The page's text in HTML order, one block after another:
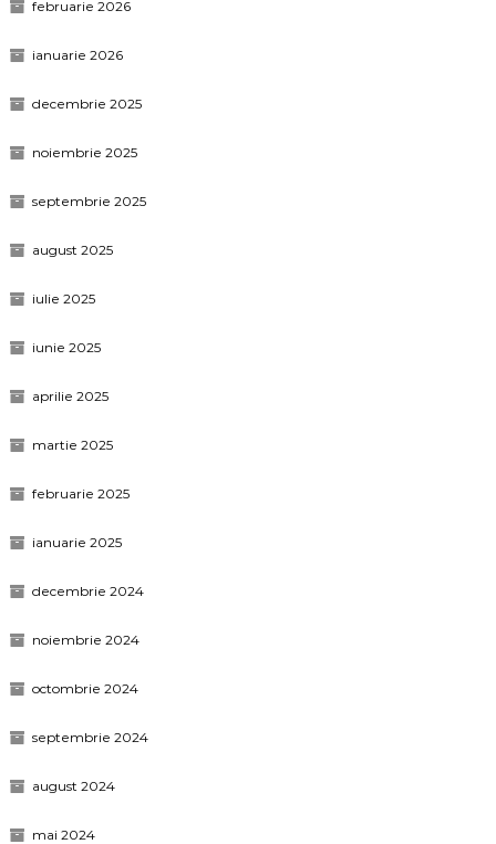
februarie 2026
ianuarie 2026
decembrie 2025
noiembrie 2025
septembrie 2025
august 2025
iulie 2025
iunie 2025
aprilie 2025
martie 2025
februarie 2025
ianuarie 2025
decembrie 2024
noiembrie 2024
octombrie 2024
septembrie 2024
august 2024
mai 2024